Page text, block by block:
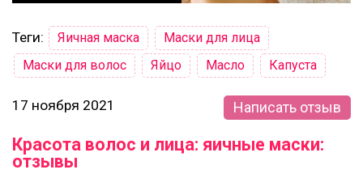
Теги: Яичная маска
Маски для лица
Маски для волос
Яйцо Масло Капуста
17 ноября 2021 Написать отзыв
Красота волос и лица: яичные маски:
отзывы